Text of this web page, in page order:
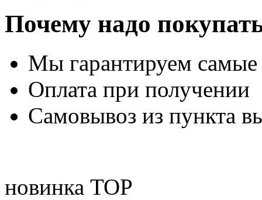
Почему надо
Мы гарантируем
Оплата при получении
Самовывоз из пункта
новинка TOP